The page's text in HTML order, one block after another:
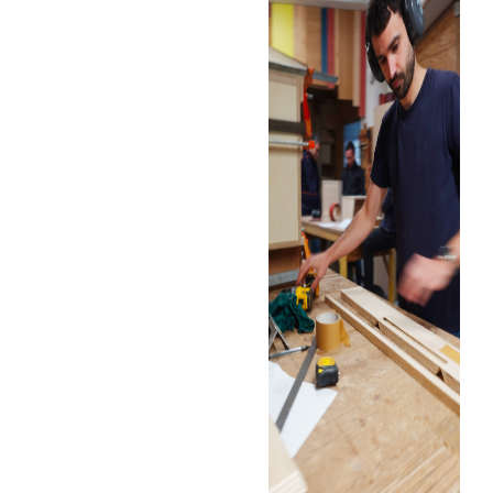
Trouvez votre session
Sélectionnez une manufacture